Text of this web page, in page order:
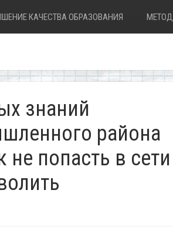
КАЧЕСТВА ОБРАЗОВАНИЯ
знаний
района
не попасть в сети